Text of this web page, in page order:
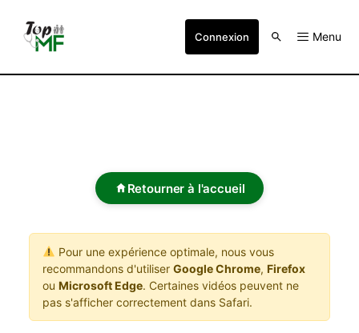
Connexion Menu
Retourner à l'accueil
Pour une expérience optimale, nous vous
recommandons d'utiliser Google Chrome, Firefox
ou Microsoft Edge. Certaines vidéos peuvent ne
pas s'afficher correctement dans Safari.